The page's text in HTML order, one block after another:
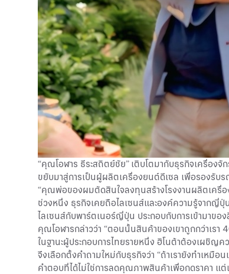
“คุณโอฬาร ธีระสถิตย์ชัย” เติบโตมากับธุรกิจเครื่องจั
ขยับมาสู่การเป็นผู้ผลิตเครื่องยนต์ดีเซล เพื่อรองรับ
“คุณพ่อของผมตัดสินใจลงทุนสร้างโรงงานผลิตเครื่อง
ช่วงหนึ่ง ธุรกิจเคยถือไลเซนส์และองค์ความรู้จากญี่
ไลเซนส์กับพาร์ตเนอร์ญี่ปุ่น ประกอบกับการเข้ามาข
คุณโอฬารกล่าวว่า “ตอนนั้นสินค้าของเขาถูกกว่าเร
ในฐานะผู้ประกอบการไทยรายหนึ่ง ฮิโนต้าต้องเผชิญ
จึงเลือกตั้งคำถามใหม่กับธุรกิจว่า “ถ้าเรายังทำเหมือน
คำตอบที่ได้ไม่ใช่การลดคุณภาพสินค้าเพื่อกดราคา แ